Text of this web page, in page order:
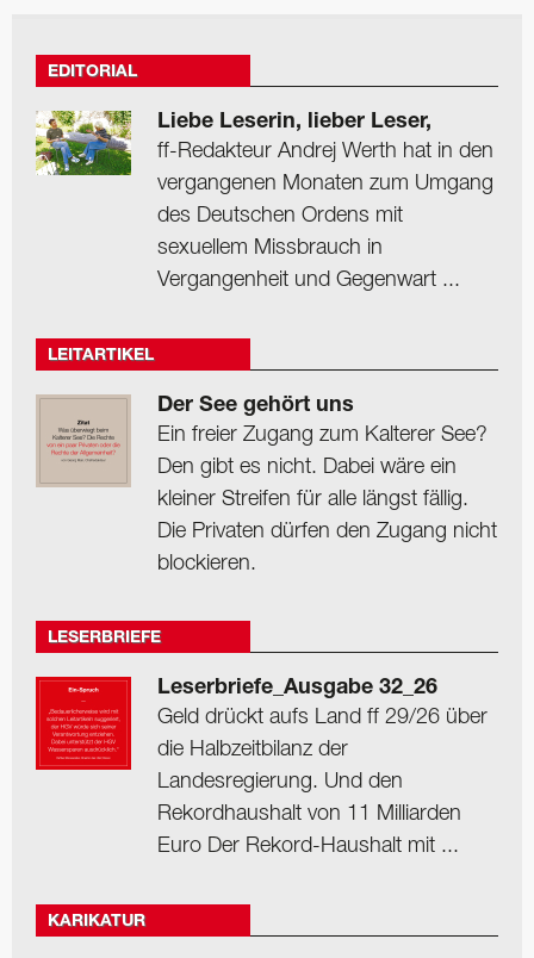
EDITORIAL
Liebe Leserin, lieber Leser,
ff-Redakteur Andrej Werth hat in den
vergangenen Monaten zum Umgang
des Deutschen Ordens mit
sexuellem Missbrauch in
Vergangenheit und Gegenwart ...
LEITARTIKEL
Der See gehört uns
Ein freier Zugang zum Kalterer See?
Den gibt es nicht. Dabei wäre ein
kleiner Streifen für alle längst fällig.
Die Privaten dürfen den Zugang nicht
blockieren.
LESERBRIEFE
Leserbriefe_Ausgabe 32_26
Geld drückt aufs Land ff 29/26 über
die Halbzeitbilanz der
Landesregierung. Und den
Rekordhaushalt von 11 Milliarden
Euro Der Rekord-Haushalt mit ...
KARIKATUR